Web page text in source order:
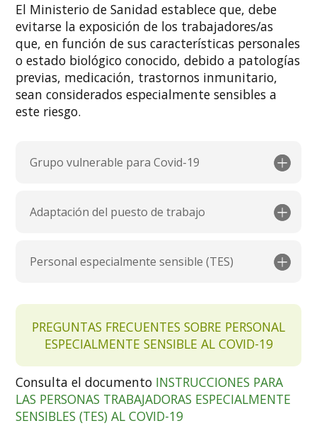
El Ministerio de Sanidad establece que, debe
evitarse la exposición de los trabajadores/as
que, en función de sus características personales
o estado biológico conocido, debido a patologías
previas, medicación, trastornos inmunitario,
sean considerados especialmente sensibles a
este riesgo.
Grupo vulnerable para Covid-19
Adaptación del puesto de trabajo
Personal especialmente sensible (TES)
PREGUNTAS FRECUENTES SOBRE PERSONAL
ESPECIALMENTE SENSIBLE AL COVID-19
Consulta el documento INSTRUCCIONES PARA
LAS PERSONAS TRABAJADORAS ESPECIALMENTE
SENSIBLES (TES) AL COVID-19